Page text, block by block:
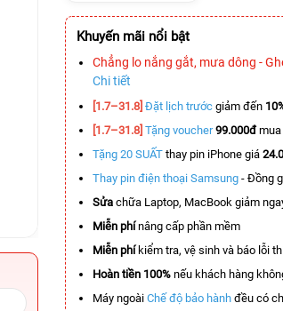
Khuyến mãi nổi bật
Chẳng lo nắng gắt, mưa dông -
Chi tiết
[1.7–31.8] Đặt lịch trước giảm đến
[1.7–31.8] Tặng voucher 99.000đmua
Tặng 20 SUẤT thay pin iPhone giá
Thay pin điện thoại Samsung - Đồng
Sửa chữa Laptop, MacBook giảm
Miễn phínâng cấp phần mềm
Miễn phíkiểm tra, vệ sinh và báo lỗi
Hoàn tiền 100% nếu khách hàng
Máy ngoài Chế độ bảo hành đều có